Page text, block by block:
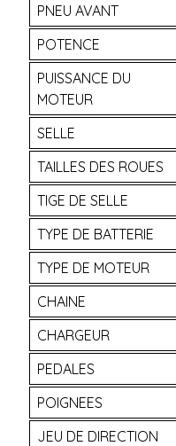
PNEU AVANT
POTENCE
PUISSANCE DU
MOTEUR
SELLE
TAILLES DES ROUES
TIGE DE SELLE
TYPE DE BATTERIE
TYPE DE MOTEUR
CHAINE
CHARGEUR
PEDALES
POIGNEES
JEU DE DIRECTION